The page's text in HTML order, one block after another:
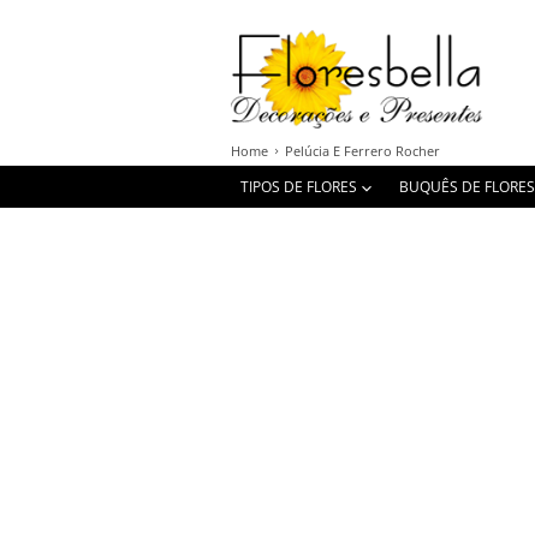
TIPOS DE FLORES BUQUÊS DE FLORES
Home Pelúcia E Ferrero Rocher